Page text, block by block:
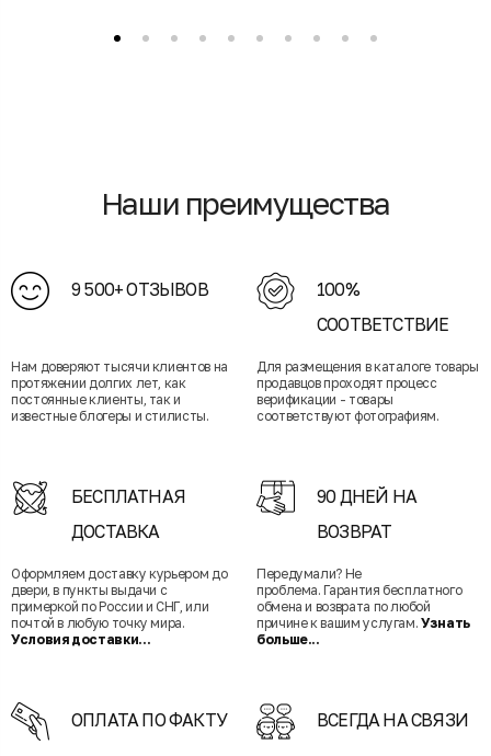
Наши преимущества
9 500+ ОТЗЫВОВ
Нам доверяют тысячи клиентов на
протяжении долгих лет, как
постоянные клиенты, так и
известные блогеры и стилисты.
100%
СООТВЕТСТВИЕ
Для размещения в каталоге товары
продавцов проходят процесс
верификации - товары
соответствуют фотографиям.
БЕСПЛАТНАЯ
ДОСТАВКА
Оформляем доставку курьером до
двери, в пункты выдачи с
примеркой по России и СНГ, или
почтой в любую точку мира.
Условия доставки...
90 ДНЕЙ НА
ВОЗВРАТ
Передумали? Не
проблема. Гарантия бесплатного
обмена и возврата по любой
причине к вашим услугам. Узнать
больше...
ОПЛАТА ПО ФАКТУ ВСЕГДА НА СВЯЗИ